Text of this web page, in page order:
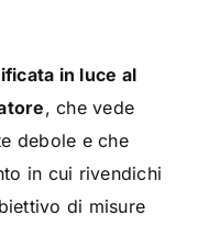
in luce al
, che vede
debole e che
in cui rivendichi
di misure